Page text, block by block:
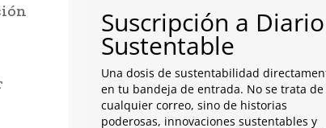
Suscripción a Diario
Sustentable
Una dosis de sustentabilidad
en tu bandeja de entrada. No se trata de
cualquier correo, sino de historias
poderosas, innovaciones sustentables y